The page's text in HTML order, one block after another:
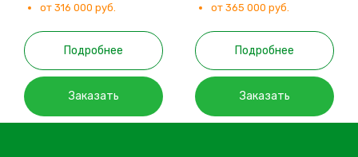
от 316 000 руб.
Подробнее
Заказать
от 365 000 руб.
Подробнее
Заказать